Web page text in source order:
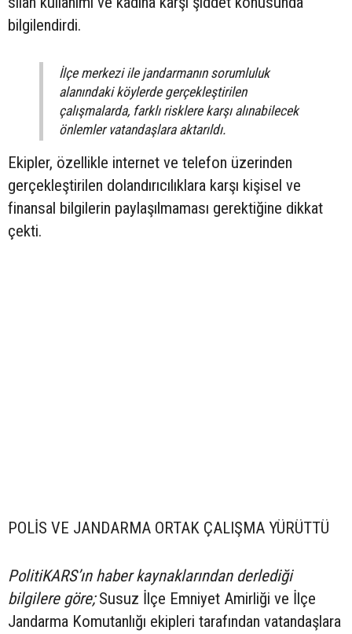
bilgilendirdi.
İlçe merkezi ile jandarmanın sorumluluk
alanındaki köylerde gerçekleştirilen
çalışmalarda, farklı risklere karşı alınabilecek
önlemler vatandaşlara aktarıldı.
Ekipler, özellikle internet ve telefon üzerinden
gerçekleştirilen dolandırıcılıklara karşı kişisel ve
finansal bilgilerin paylaşılmaması gerektiğine dikkat
çekti.
POLİS VE JANDARMA ORTAK ÇALIŞMA YÜRÜTTÜ
PolitiKARS’ın haber kaynaklarından derlediği
bilgilere göre;Susuz İlçe Emniyet Amirliği ve İlçe
Jandarma Komutanlığı ekipleri tarafından vatandaşlara